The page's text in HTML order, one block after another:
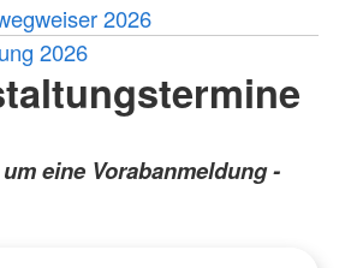
2026
2026
eine Vorabanmeldung -